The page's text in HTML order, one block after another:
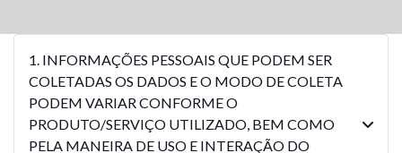
1. INFORMAÇÕES PESSOAIS QUE PODEM SER
COLETADAS OS DADOS E O MODO DE COLETA
PODEM VARIAR CONFORME O
PRODUTO/SERVIÇO UTILIZADO, BEM COMO
PELA MANEIRA DE USO E INTERAÇÃO DO